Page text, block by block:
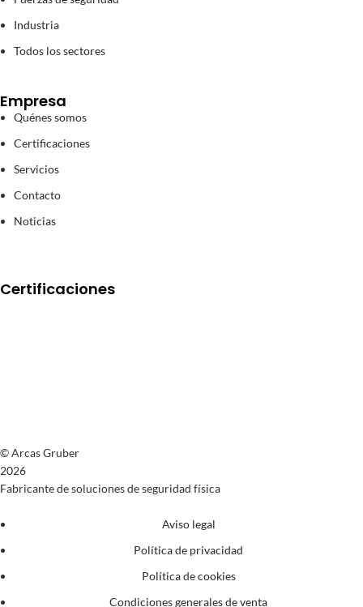
Industria
Todos los sectores
Empresa
Quénes somos
Certificaciones
Servicios
Contacto
Noticias
Certificaciones
© Arcas Gruber
2026
Fabricante de soluciones de seguridad física
Aviso legal
Política de privacidad
Política de cookies
Condiciones generales de venta